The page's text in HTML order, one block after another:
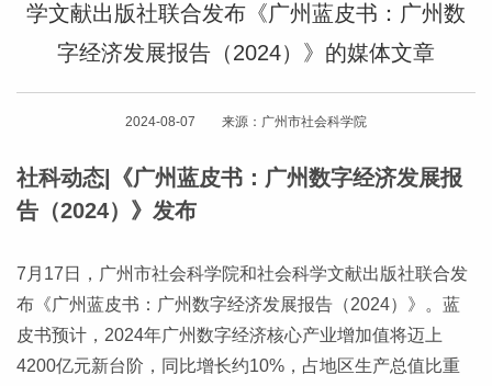
学文献出版社联合发布《广州蓝皮书：广州数
字经济发展报告（2024）》的媒体文章
2024-08-07 来源：广州市社会科学院
社科动态|《广州蓝皮书：广州数字经济发展报
告（2024）》发布
7月17日，广州市社会科学院和社会科学文献出版社联合发
布《广州蓝皮书：广州数字经济发展报告（2024）》。蓝
皮书预计，2024年广州数字经济核心产业增加值将迈上
4200亿元新台阶，同比增长约10%，占地区生产总值比重